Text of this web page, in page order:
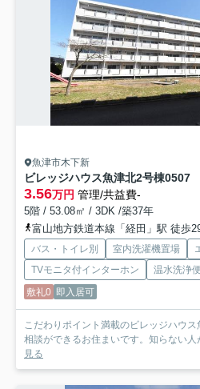
魚津市木下新
ビレッジハウス魚津北2号棟0507
3.56万円 管理/共益費-
5階 / 53.08㎡ / 3DK /築37年
富山地方鉄道本線「経田」駅 徒歩
バス・トイレ別 室内洗濯機置場
TVモニタ付インターホン
温水洗浄
敷礼0 即入居可
こだわりポイント満載のビレッジハウ
相談ができるお住まいです。知らない
見る